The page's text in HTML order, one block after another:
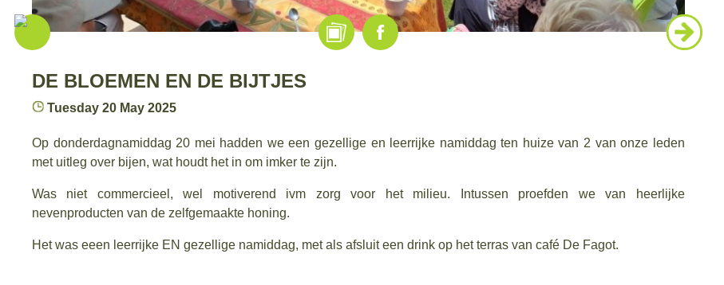
DE BLOEMEN EN DE BIJTJES
Tuesday 20 May 2025
Op donderdagnamiddag 20 mei hadden we een gezellige en leerrijke namiddag ten huize van 2 van onze leden
met uitleg over bijen, wat houdt het in om imker te zijn.
Was niet commercieel, wel motiverend ivm zorg voor het milieu. Intussen proefden we van heerlijke
nevenproducten van de zelfgemaakte honing.
Het was eeen leerrijke EN gezellige namiddag, met als afsluit een drink op het terras van café De Fagot.